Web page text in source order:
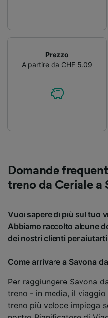
Prezzo
A partire da CHF 5.09
Domande
treno da Ceriale a
Vuoi sapere di più sul tuo
Abbiamo raccolto alcune
dei nostri clienti per
Come arrivare a Savona
Per raggiungere Savona
treno - in media, il
treno più veloce impiega